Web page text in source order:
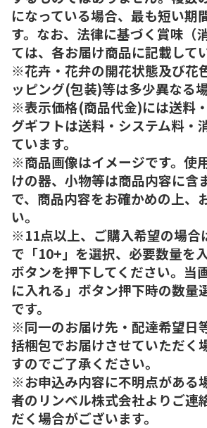
になっている場合、最も短い期
す。なお、法律に基づく賞味（
ては、各お届け商品に記載して
※花卉・花弁の開花状態及び花
ッピング(包装)等は多少異なる
※表示価格(商品代金)には送料
グギフトは送料・システム料・
ています。
※商品画像はイメージです。使
けの器、小物等は商品内容に含
で、商品内容をお確かめの上、
い。
※11点以上、ご購入希望の場合
で「10+」を選択、必要数量を
ボタンを押下してください。当
に入れる」ボタン押下時の数量
です。
※同一のお届け先・配達希望日
括梱包でお届けさせていただく
すのでご了承ください。
※お申込み内容に不明点がある
者のリンベル株式会社よりご連
だく場合がございます。